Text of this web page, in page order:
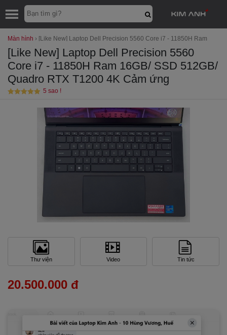
Màn hình › [Like New] Laptop Dell Precision 5560 Core i7 - 11850H Ram
16GB/ SSD 512GB/ Quadro RTX T1200 4K Cảm ứng
[Like New] Laptop Dell Precision 5560
Core i7 - 11850H Ram 16GB/ SSD 512GB/
Quadro RTX T1200 4K Cảm ứng
5 sao !
Thư viện Video Tin tức
20.500.000 đ